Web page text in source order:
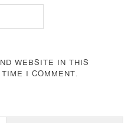
WEBSITE IN THIS
I COMMENT.